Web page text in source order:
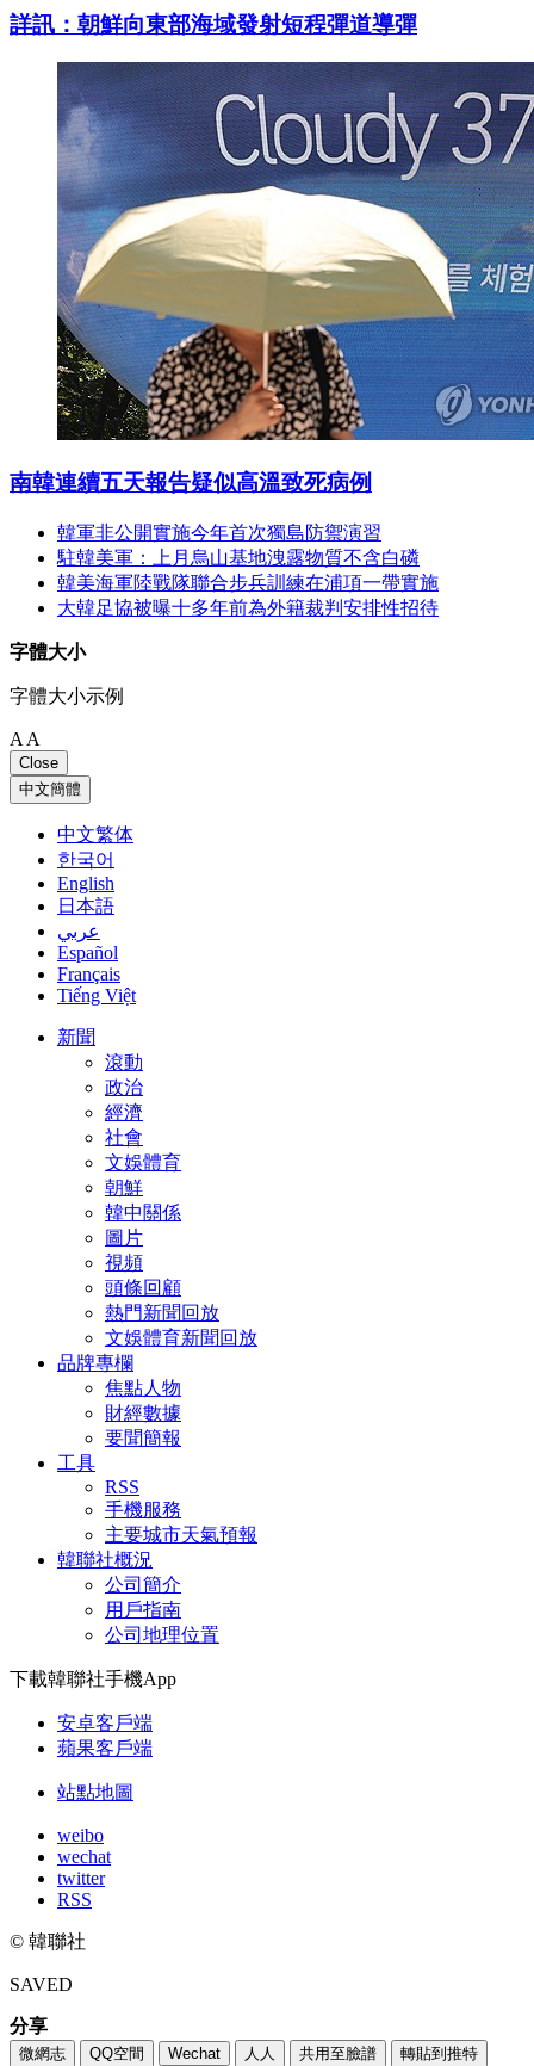
詳訊：朝鮮向東部海域發射短程彈道導彈
南韓連續五天報告疑似高溫致死病例
韓軍非公開實施今年首次獨島防禦演習
駐韓美軍：上月烏山基地洩露物質不含白磷
韓美海軍陸戰隊聯合步兵訓練在浦項一帶實施
大韓足協被曝十多年前為外籍裁判安排性招待
字體大小
字體大小示例
A A
Close
中文簡體
中文繁体
한국어
English
日本語
عربي
Español
Français
Tiếng Việt
新聞
滾動
政治
經濟
社會
文娛體育
朝鮮
韓中關係
圖片
視頻
頭條回顧
熱門新聞回放
文娛體育新聞回放
品牌專欄
焦點人物
財經數據
要聞簡報
工具
RSS
手機服務
主要城市天氣預報
韓聯社概況
公司簡介
用戶指南
公司地理位置
下載韓聯社手機App
安卓客戶端
蘋果客戶端
站點地圖
weibo
wechat
twitter
RSS
© 韓聯社
SAVED
分享
微網志 QQ空間 Wechat 人人 共用至臉譜 轉貼到推特